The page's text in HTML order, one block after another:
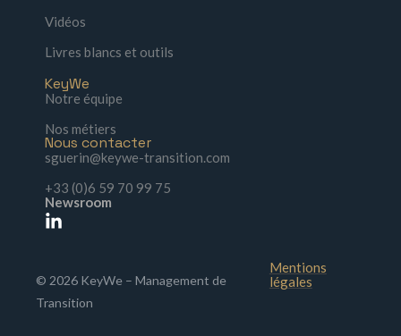
Vidéos
Livres blancs et outils
KeyWe
Notre équipe
Nos métiers
Nous contacter
sguerin@keywe-transition.com
+33 (0)6 59 70 99 75
Newsroom
© 2026 KeyWe – Management de
Transition
Mentions
légales